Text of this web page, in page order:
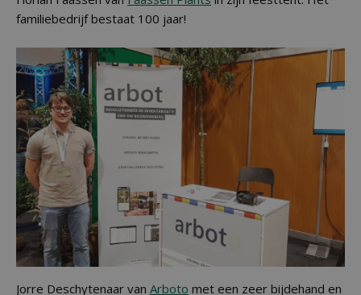
familiebedrijf bestaat 100 jaar!
Jorre Deschytenaar van Arboto met een zeer bijdehand en